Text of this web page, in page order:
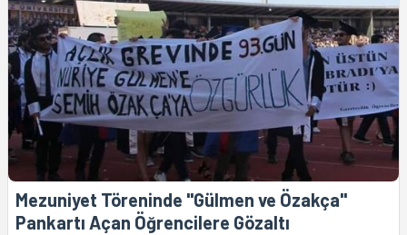
Mezuniyet Töreninde "Gülmen ve Özakça"
Pankartı Açan Öğrencilere Gözaltı